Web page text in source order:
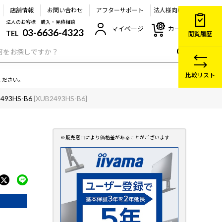
店舗情報 お問い合わせ アフターサポート 法人様向け
法人のお客様 購入・見積相談
TEL 03-6636-4323 マイページ カート
さい。
B6 [XUB2493HS-B6]
閲覧履歴
比較リスト